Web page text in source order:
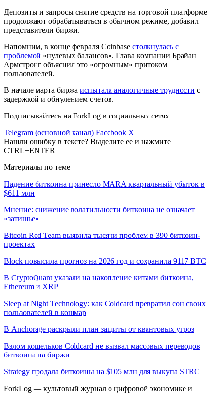
Депозиты и запросы снятие средств на торговой платформе
продолжают обрабатываться в обычном режиме, добавил
представители биржи.
Напомним, в конце февраля Coinbase столкнулась с
проблемой «нулевых балансов». Глава компании Брайан
Армстронг объяснил это «огромным» притоком
пользователей.
В начале марта биржа испытала аналогичные трудности с
задержкой и обнулением счетов.
Подписывайтесь на ForkLog в социальных сетях
Telegram (основной канал) Facebook X
Нашли ошибку в тексте? Выделите ее и нажмите
CTRL+ENTER
Материалы по теме
Падение биткоина принесло MARA квартальный убыток в
$611 млн
Мнение: снижение волатильности биткоина не означает
«затишье»
Bitcoin Red Team выявила тысячи проблем в 390 биткоин-
проектах
Block повысила прогноз на 2026 год и сохранила 9117 BTC
В CryptoQuant указали на накопление китами биткоина,
Ethereum и XRP
Sleep at Night Technology: как Coldcard превратил сон своих
пользователей в кошмар
В Anchorage раскрыли план защиты от квантовых угроз
Взлом кошельков Coldcard не вызвал массовых переводов
биткоина на биржи
Strategy продала биткоины на $105 млн для выкупа STRC
ForkLog — культовый журнал о цифровой экономике и